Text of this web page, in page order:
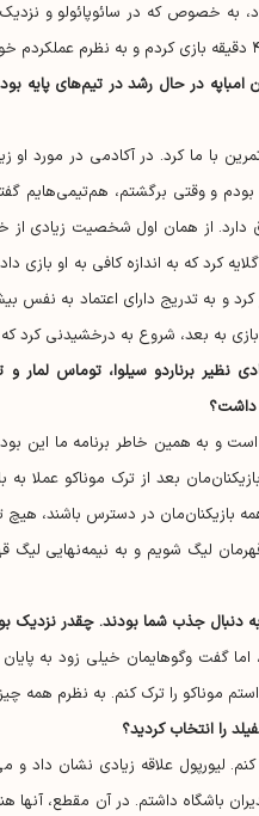
به خصوص که در سائوپائولو و
امباپه در حال رشد در تیم‌های
شروع به تمرین با ما کرد. در آکادمی
و وقتی برگشتم، هم‌تیمی‌هایم
دارد. از همان اول شخصیت زیادی
کرد که به اندازه کافی به او بازی
و به تدریج دارای اعتماد به نفس
به بعد، شروع به درخشیدنی کرد
نظیر برناردو سیلوا، توماس
و به همین خاطر برنامه ما این
بعد از ترک موناکو عملا به
بازیکنان‌مان در دسترس باشند،
لیگ شویم و به نیمه‌نهایی لیگ
اما گفت وگوهایمان خیلی زود به
موناکو را ترک کنم. به نظرم
لیورپول علاقه زیادی نشان داد
باشگاه داشتم. در آن مقطع، آنها